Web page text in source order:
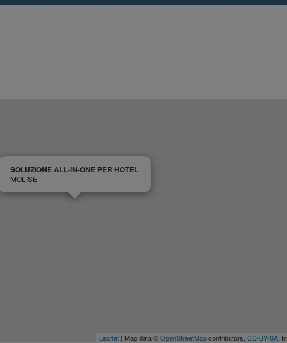
SOLUZIONE ALL-IN-ONE PER HOTEL
MOLISE
Leaflet | Map data ©OpenStreetMapcontributors, CC-BY-SA ,